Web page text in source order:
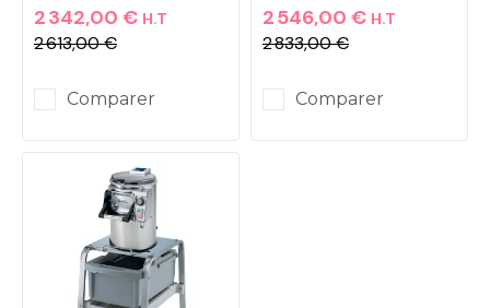
Prix
2 342,00 € H.T
Prix de base
2 613,00 €
Comparer
Prix
2 546,00 € H.T
Prix de base
2 833,00 €
Comparer